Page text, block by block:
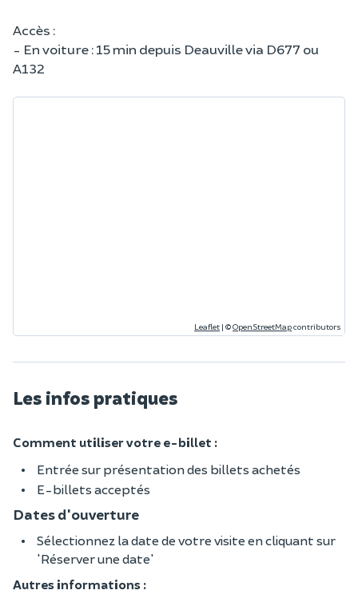
Accès :
- En voiture : 15 min depuis Deauville via D677 ou
A132
Leaflet | ©OpenStreetMapcontributors
Les infos pratiques
Comment utiliser votre e-billet :
Entrée sur présentation des billets achetés
E-billets acceptés
Dates d'ouverture
Sélectionnez la date de votre visite en cliquant sur
'Réserver une date'
Autres informations :